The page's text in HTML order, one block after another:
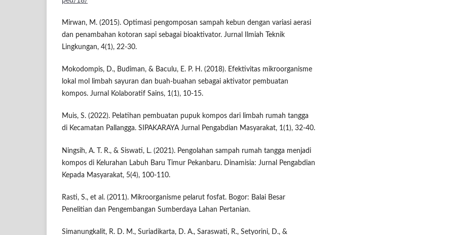
Mirwan, M. (2015). Optimasi pengomposan sampah kebun dengan variasi aerasi
dan penambahan kotoran sapi sebagai bioaktivator. Jurnal Ilmiah Teknik
Lingkungan, 4(1), 22-30.
Mokodompis, D., Budiman, & Baculu, E. P. H. (2018). Efektivitas mikroorganisme
lokal mol limbah sayuran dan buah-buahan sebagai aktivator pembuatan
kompos. Jurnal Kolaboratif Sains, 1(1), 10-15.
Muis, S. (2022). Pelatihan pembuatan pupuk kompos dari limbah rumah tangga
di Kecamatan Pallangga. SIPAKARAYA Jurnal Pengabdian Masyarakat, 1(1), 32-40.
Ningsih, A. T. R., & Siswati, L. (2021). Pengolahan sampah rumah tangga menjadi
kompos di Kelurahan Labuh Baru Timur Pekanbaru. Dinamisia: Jurnal Pengabdian
Kepada Masyarakat, 5(4), 100-110.
Rasti, S., et al. (2011). Mikroorganisme pelarut fosfat. Bogor: Balai Besar
Penelitian dan Pengembangan Sumberdaya Lahan Pertanian.
Simanungkalit, R. D. M., Suriadikarta, D. A., Saraswati, R., Setyorini, D., &